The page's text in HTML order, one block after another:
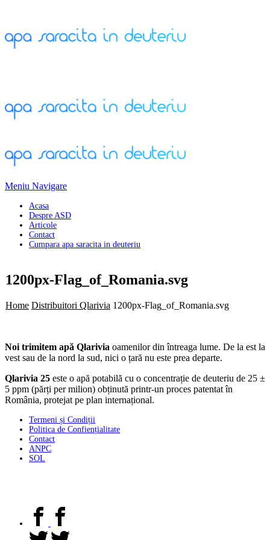
Meniu Navigare
Acasa
Despre ASD
Articole
Contact
Cumpara apa saracita in deuteriu
1200px-Flag_of_Romania.svg
Home Distribuitori Qlarivia 1200px-Flag_of_Romania.svg
Noi trimitem apă Qlarivia oamenilor din întreaga lume. De la est la
vest sau de la nord la sud, nici o țară nu este prea departe.
Qlarivia 25 este o apă potabilă cu o concentrație de deuteriu de 25 ±
5 ppm (părți per milion) obținută printr-un proces patentat în
România, protejat pe plan internațional.
Termeni și Condiții
Politica de Confiențialitate
Contact
ANPC
SOL